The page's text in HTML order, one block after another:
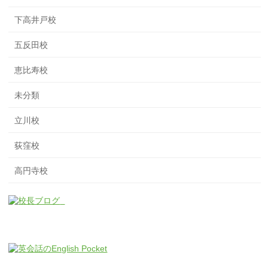
下高井戸校
五反田校
恵比寿校
未分類
立川校
荻窪校
高円寺校